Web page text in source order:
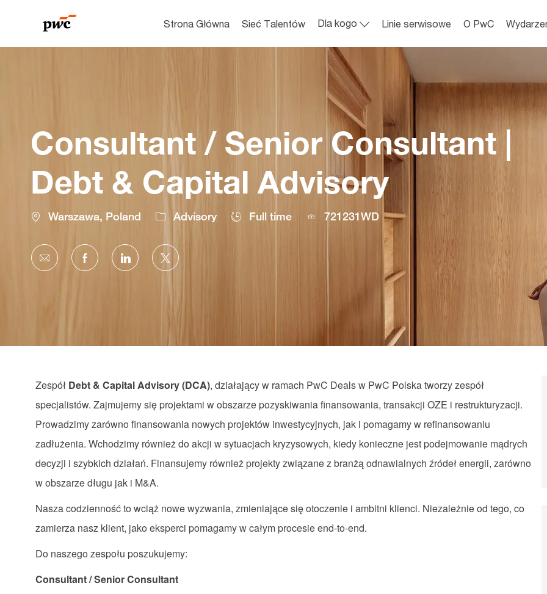
Strona Główna Sieć Talentów Dla kogo Linie serwisowe O PwC
Consultant / Senior Consultant |
Debt & Capital Advisory
Location
Warszawa, Poland Advisory Full time
Job721231WD
Share
Share
Share
Share
Zespół Debt & Capital Advisory (DCA), działający w ramach PwC Deals w PwC Polska tworzy zespół
specjalistów. Zajmujemy się projektami w obszarze pozyskiwania finansowania, transakcji OZE i restrukturyzacji.
Prowadzimy zarówno finansowania nowych projektów inwestycyjnych, jak i pomagamy w refinansowaniu
zadłużenia. Wchodzimy również do akcji w sytuacjach kryzysowych, kiedy konieczne jest podejmowanie mądrych
decyzji i szybkich działań. Finansujemy również projekty związane z branżą odnawialnych źródeł energii, zarówno
w obszarze długu jak i M&A.
Nasza codzienność to wciąż nowe wyzwania, zmieniające się otoczenie i ambitni klienci. Niezależnie od tego, co
zamierza nasz klient, jako eksperci pomagamy w całym procesie end-to-end.
Do naszego zespołu poszukujemy:
Consultant / Senior Consultant